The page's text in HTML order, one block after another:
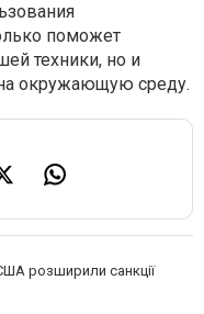
поможет
техники, но и
окружающую среду.
розширили санкції